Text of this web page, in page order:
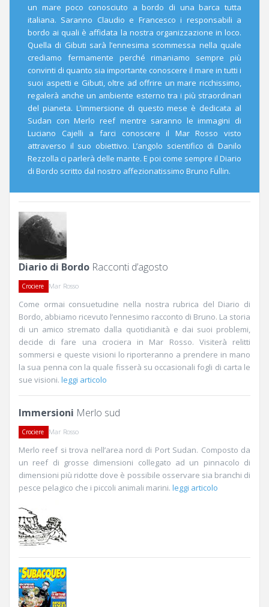
un mare poco conosciuto a bordo di una barca tutta
italiana. Saranno Claudio e Francesco i responsabili a
bordo ai quali è affidata la nostra organizzazione in loco.
Quella di Gibuti sarà l’ennesima scommessa nella quale
crediamo fermamente perché rimaniamo sempre più
convinti di quanto sia importante conoscere il mare in tutti i
suoi aspetti e Gibuti, oltre ad offrire un mare ricchissimo,
regalerà anche un ambiente esterno tra i più straordinari
del pianeta. L’immersione di questo mese è dedicata al
Sudan con Merlo reef mentre saranno le immagini di
Luciano Cajelli a farci conoscere il Mar Rosso visto
attraverso il suo obiettivo. L’angolo scientifico di Danilo
Rezzolla ci parlerà delle mante. E poi come sempre il Diario
di Bordo scritto dal nostro affezionatissimo Bruno Fullin.
Diario di Bordo Racconti d’agosto
Crociere Mar Rosso
Come ormai consuetudine nella nostra rubrica del Diario di
Bordo, abbiamo ricevuto l’ennesimo racconto di Bruno. La storia
di un amico stremato dalla quotidianità e dai suoi problemi,
decide di fare una crociera in Mar Rosso. Visiterà relitti
sommersi e queste visioni lo riporteranno a prendere in mano
la sua penna con la quale fisserà su occasionali fogli di carta le
sue visioni. leggi articolo
Immersioni Merlo sud
Crociere Mar Rosso
Merlo reef si trova nell’area nord di Port Sudan. Composto da
un reef di grosse dimensioni collegato ad un pinnacolo di
dimensioni più ridotte dove è possibile osservare sia branchi di
pesce pelagico che i piccoli animali marini. leggi articolo